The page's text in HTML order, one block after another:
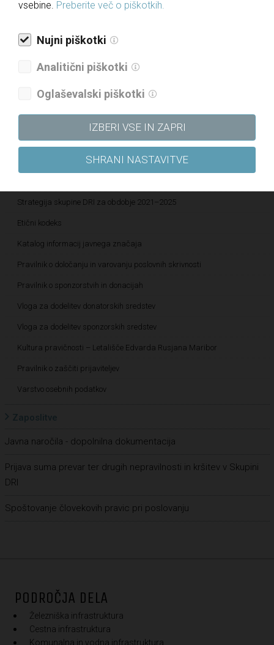
Za medije
Letna poročila
Politika upravljanja družbe
Politika raznolikosti družbe
Strategija skupine DRI za obdobje 2021–2025
Etični kodeks
Katalog informacij javnega značaja
Pravilnik o določanju in varovanju poslovnih skrivnosti
Pravilnik o sponzorstvih in donacijah
Vloga za dodelitev donatorskih sredstev
Vloga za dodelitev sponzorskih sredstev
Kultura pravičnosti – Letališče Edvarda Rusjana Maribor
Pravilnik o zaščiti prijaviteljev
Varstvo osebnih podatkov
Zaposlitve
Javna naročila - dopolnilna dokumentacija
Prijava suma prevar ter drugih nepravilnosti in kršitev v Skupini
DRI
Spoštovanje človekovih pravic pri poslovanju
PODROČJA DELA
Železniška infrastruktura
Cestna infrastruktura
Komunalna in vodna infrastruktura
vsebine. Preberite več o piškotkih.
Nujni piškotki
Analitični piškotki
Oglaševalski piškotki
IZBERI VSE IN ZAPRI
SHRANI NASTAVITVE